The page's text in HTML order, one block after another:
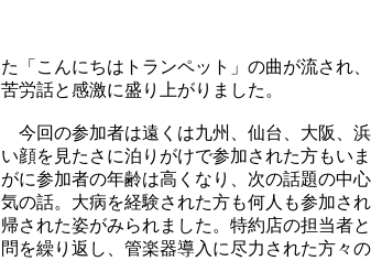
た「こんにちはトランペット」の曲が流され
苦労話と感激に盛り上がりました。
今回の参加者は遠くは九州、仙台、大阪、
い顔を見たさに泊りがけで参加された方もい
がに参加者の年齢は高くなり、次の話題の中
気の話。大病を経験された方も何人も参加さ
帰された姿がみられました。特約店の担当者
問を繰り返し、管楽器導入に尽力された方々